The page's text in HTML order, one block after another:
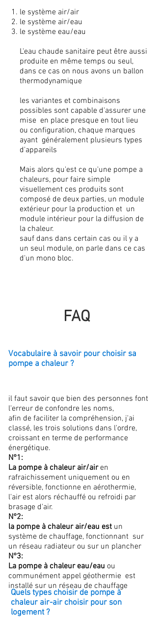
le système air/air
le système air/eau
le système eau/eau
L'eau chaude sanitaire peut être aussi
produite en même temps ou seul,
dans ce cas on nous avons un ballon
thermodynamique
les variantes et combinaisons
possibles sont capable d'assurer une
mise en place presque en tout lieu
ou configuration, chaque marques
ayant généralement plusieurs types
d'appareils
Mais alors qu'est ce qu'une pompe a
chaleurs, pour faire simple
visuellement ces produits sont
composé de deux parties, un module
extérieur pour la production et un
module intérieur pour la diffusion de
la chaleur.
sauf dans dans certain cas ou il y a
un seul module, on parle dans ce cas
d'un mono bloc.
FAQ
Quels types choisir de pompe à
chaleur air-air choisir pour son
logement ?
Vocabulaire à savoir pour choisir sa
pompe a chaleur ?
il faut savoir que bien des personnes font
l'erreur de confondre les noms,
afin de faciliter la compréhension, j'ai
classé, les trois solutions dans l'ordre,
croissant en terme de performance
énergétique.
N°1:
La pompe à chaleur air/air en
rafraichissement uniquement ou en
réversible, fonctionne en aérothermie,
l'air est alors réchauffé ou refroidi par
brasage d'air.
N°2:
la pompe à chaleur air/eau est un
système de chauffage, fonctionnant sur
un réseau radiateur ou sur un plancher
N°3:
La pompe à chaleur eau/eau ou
communément appel géothermie est
installé sur un réseau de chauffage